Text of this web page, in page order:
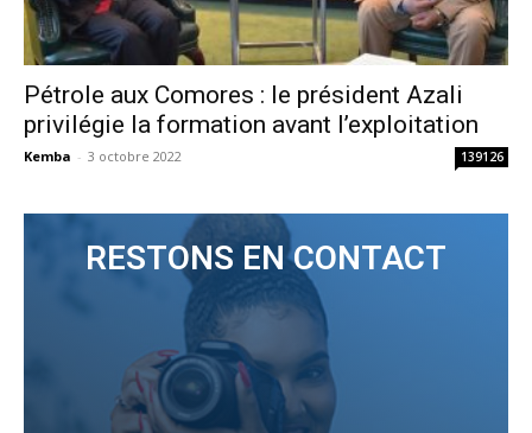
Pétrole aux Comores : le président Azali
privilégie la formation avant l’exploitation
Kemba - 3 octobre 2022 139126
RESTONS EN CONTACT